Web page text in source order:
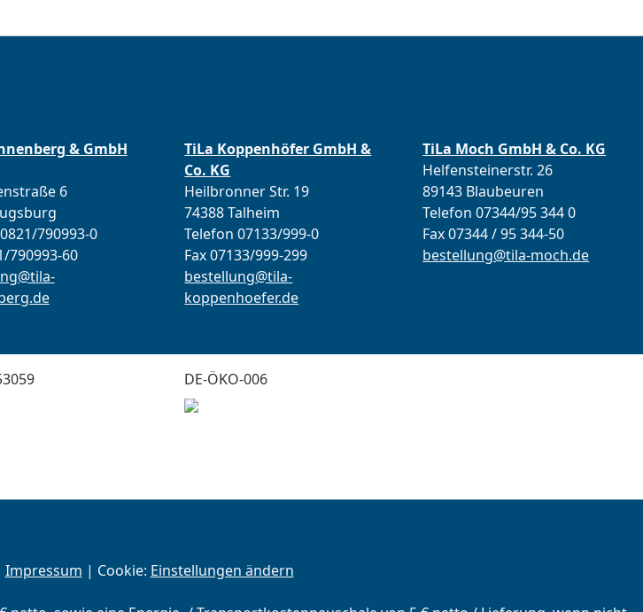
& GmbH
6
790993-0
790993-60
TiLa Koppenhöfer GmbH &
Co. KG
Heilbronner Str. 19
74388 Talheim
Telefon 07133/999-0
Fax 07133/999-299
bestellung@tila-
koppenhoefer.de
TiLa Moch GmbH & Co. KG
Helfensteinerstr. 26
89143 Blaubeuren
Telefon 07344/95 344 0
Fax 07344 / 95 344-50
bestellung@tila-moch.de
DE-ÖKO-006
Impressum | Cookie: Einstellungen ändern